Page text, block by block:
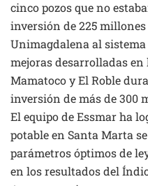
cinco pozos que no
inversión de 225 millones
Unimagdalena al
mejoras desarrolladas
Mamatoco y El Roble
inversión de más de 300
El equipo de Essmar ha
potable en Santa Marta
parámetros óptimos de
en los resultados del